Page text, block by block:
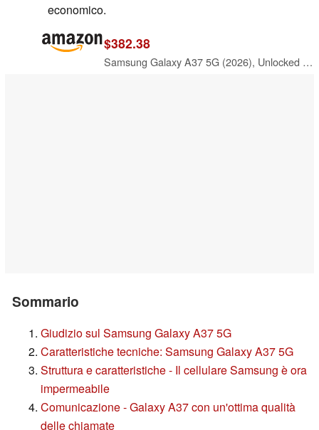
economico.
$382.38
Samsung Galaxy A37 5G (2026), Unlocked Android Smartphone, 128GB, AMOLED Display, Triple Camera, IP68, Slim Phone, 5000mAh Battery, US Version, US 1 Yr Warranty, Awesome White
Sommario
Giudizio sul Samsung Galaxy A37 5G
Caratteristiche tecniche: Samsung Galaxy A37 5G
Struttura e caratteristiche - Il cellulare Samsung è ora
impermeabile
Comunicazione - Galaxy A37 con un'ottima qualità
delle chiamate